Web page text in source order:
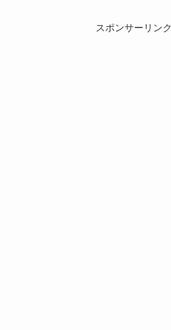
スポンサーリンク